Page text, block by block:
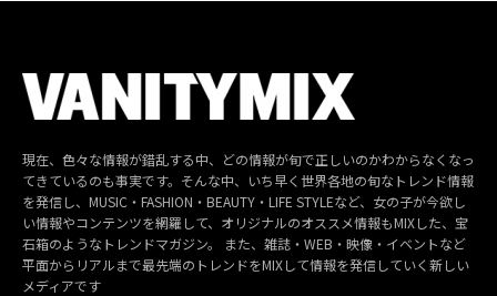
現在、色々な情報が錯乱する中、どの情報が旬で正しいのかわからなくなっ
てきているのも事実です。そんな中、いち早く世界各地の旬なトレンド情報
を発信し、MUSIC・FASHION・BEAUTY・LIFE STYLEなど、女の子が今欲し
い情報やコンテンツを網羅して、オリジナルのオススメ情報もMIXした、宝
石箱のようなトレンドマガジン。 また、雑誌・WEB・映像・イベントなど
平面からリアルまで最先端のトレンドをMIXして情報を発信していく新しい
メディアです